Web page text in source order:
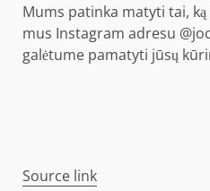
Mums patinka matyti tai,
mus Instagram adresu
galėtume pamatyti jūsų
Source link